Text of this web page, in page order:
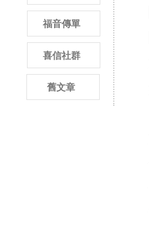
福音傳單
喜信社群
舊文章